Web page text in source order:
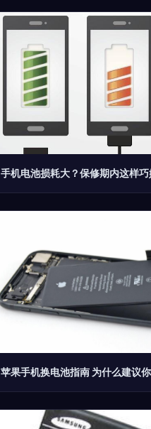
手机电池损耗大？保修期内这样
苹果手机换电池指南 为什么建议